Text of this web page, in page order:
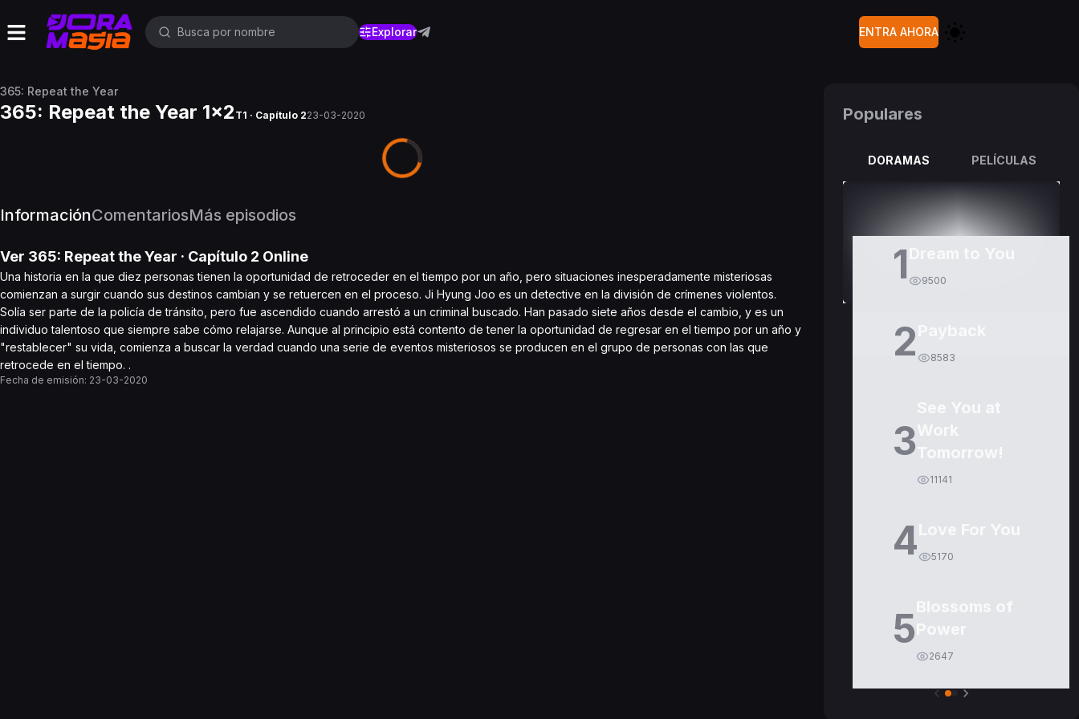
Explorar ENTRA AHORA
365: Repeat the Year
365: Repeat the Year 1x2 T1 · Capítulo 223-03-2020
InformaciónComentariosMás episodios
Ver 365: Repeat the Year · Capítulo 2 Online
Una historia en la que diez personas tienen la oportunidad de retroceder en el tiempo por un año, pero situaciones inesperadamente misteriosas
comienzan a surgir cuando sus destinos cambian y se retuercen en el proceso. Ji Hyung Joo es un detective en la división de crímenes violentos.
Solía ​​ser parte de la policía de tránsito, pero fue ascendido cuando arrestó a un criminal buscado. Han pasado siete años desde el cambio, y es un
individuo talentoso que siempre sabe cómo relajarse. Aunque al principio está contento de tener la oportunidad de regresar en el tiempo por un año y
"restablecer" su vida, comienza a buscar la verdad cuando una serie de eventos misteriosos se producen en el grupo de personas con las que
retrocede en el tiempo. .
Fecha de emisión: 23-03-2020
Populares
DORAMAS PELÍCULAS
1 9500
2 8583
3
11141
4 5170
5
2647